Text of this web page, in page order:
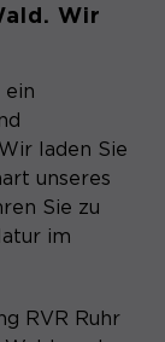
Wir
ein
laden Sie
unseres
Sie zu
im
RVR Ruhr